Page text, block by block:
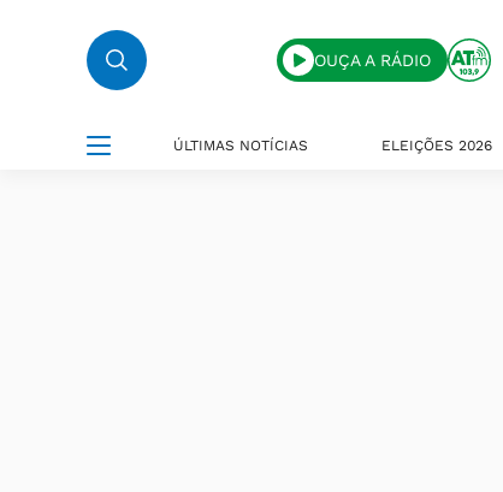
OUÇA A RÁDIO
ÚLTIMAS NOTÍCIAS ELEIÇÕES 2026